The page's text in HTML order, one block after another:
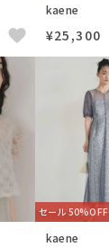
kaene
¥25,300
セール 50%OFF
kaene